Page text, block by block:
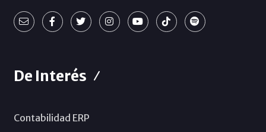
De Interés
Contabilidad ERP